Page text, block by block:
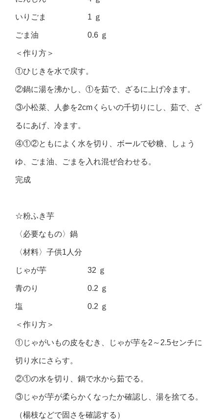
いりごま 1 ｇ
ごま油 0.6 ｇ
＜作り方＞
①ひじきを水で戻す。
②鍋に湯を沸かし、①を茹で、ざるに上げ冷ます。
③小松菜、人参を2cmくらいの千切りにし、茹で、ざ
るにあげ、冷ます。
④①②ともによく水を切り、ボールで砂糖、しょう
ゆ、ごま油、ごまを入れ混ぜ合わせる。
完成
☆粉ふき芋
〈必要なもの〉鍋
〈材料〉子供1人分
じゃが芋 32 ｇ
青のり 0.2 ｇ
塩 0.2 ｇ
＜作り方＞
①じゃがいもの皮をむき、じゃが芋を2～2.5センチに
切り水にさらす。
②①の水を切り、鍋で水から茹でる。
③じゃが芋が柔らかくなったか確認し、湯を捨てる。
（楊枝などで固さを確認する）